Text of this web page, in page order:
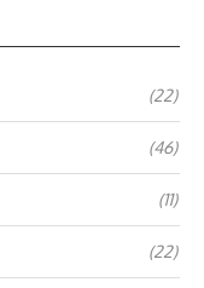
(22)
(46)
(11)
(22)